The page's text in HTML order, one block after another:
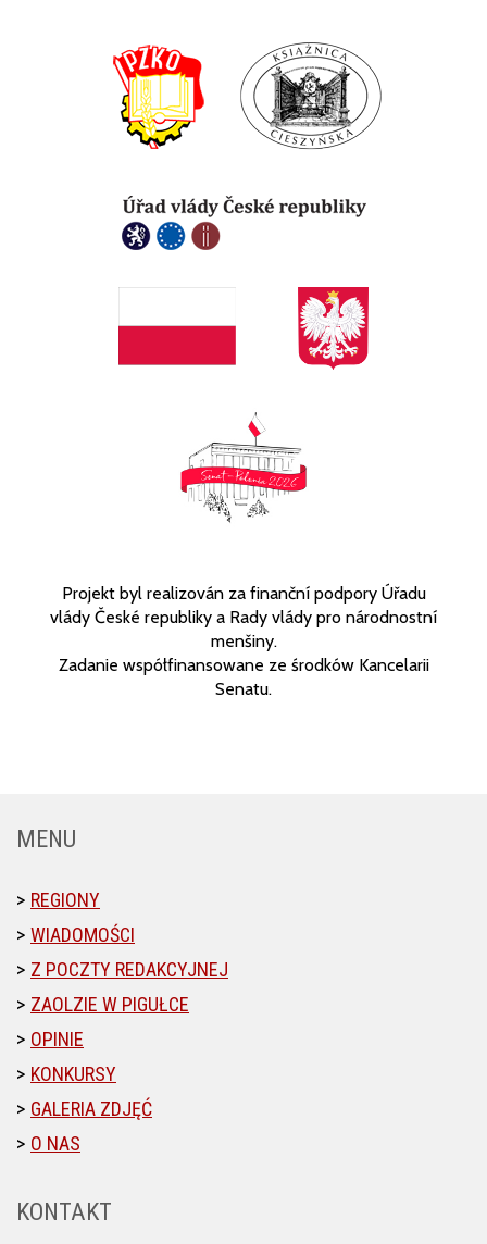
Projekt byl realizován za finanční podpory Úřadu
vlády České republiky a Rady vlády pro národnostní
menšiny.
Zadanie współfinansowane ze środków Kancelarii
Senatu.
MENU
REGIONY
WIADOMOŚCI
Z POCZTY REDAKCYJNEJ
ZAOLZIE W PIGUŁCE
OPINIE
KONKURSY
GALERIA ZDJĘĆ
O NAS
KONTAKT